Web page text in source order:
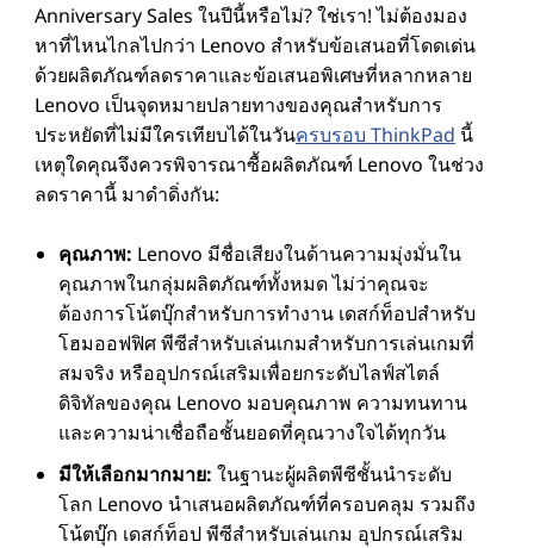
Anniversary Sales ในปีนี้หรือไม่? ใช่เรา! ไม่ต้องมอง
หาที่ไหนไกลไปกว่า Lenovo สําหรับข้อเสนอที่โดดเด่น
ด้วยผลิตภัณฑ์ลดราคาและข้อเสนอพิเศษที่หลากหลาย
Lenovo เป็นจุดหมายปลายทางของคุณสําหรับการ
ประหยัดที่ไม่มีใครเทียบได้ในวันครบรอบ ThinkPad นี้
เหตุใดคุณจึงควรพิจารณาซื้อผลิตภัณฑ์ Lenovo ในช่วง
ลดราคานี้ มาดําดิ่งกัน:
คุณภาพ: Lenovo มีชื่อเสียงในด้านความมุ่งมั่นใน
คุณภาพในกลุ่มผลิตภัณฑ์ทั้งหมด ไม่ว่าคุณจะ
ต้องการโน้ตบุ๊กสําหรับการทํางาน เดสก์ท็อปสําหรับ
โฮมออฟฟิศ พีซีสําหรับเล่นเกมสําหรับการเล่นเกมที่
สมจริง หรืออุปกรณ์เสริมเพื่อยกระดับไลฟ์สไตล์
ดิจิทัลของคุณ Lenovo มอบคุณภาพ ความทนทาน
และความน่าเชื่อถือชั้นยอดที่คุณวางใจได้ทุกวัน
มีให้เลือกมากมาย: ในฐานะผู้ผลิตพีซีชั้นนําระดับ
โลก Lenovo นําเสนอผลิตภัณฑ์ที่ครอบคลุม รวมถึง
โน้ตบุ๊ก เดสก์ท็อป พีซีสําหรับเล่นเกม อุปกรณ์เสริม